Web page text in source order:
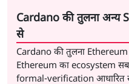
Cardano की तुलना
से
Cardano की तुलना
Ethereum का ecosystem
formal-verification आधारित